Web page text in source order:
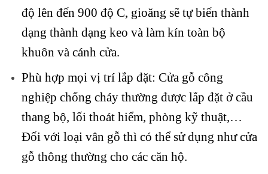
độ lên đến 900 độ C, gioăng sẽ tự biến thành
dạng thành dạng keo và làm kín toàn bộ
khuôn và cánh cửa.
Phù hợp mọi vị trí lắp đặt: Cửa gỗ công
nghiệp chống cháy thường được lắp đặt ở cầu
thang bộ, lối thoát hiểm, phòng kỹ thuật,…
Đối với loại vân gỗ thì có thể sử dụng như cửa
gỗ thông thường cho các căn hộ.